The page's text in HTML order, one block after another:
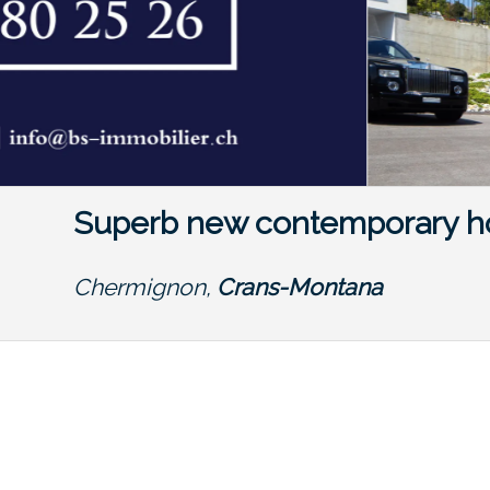
Superb new contemporary
Chermignon, Crans-Montana